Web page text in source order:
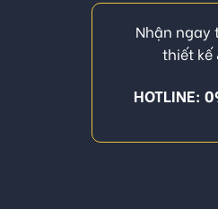
Nhận ngay
thiết kế
HOTLINE: